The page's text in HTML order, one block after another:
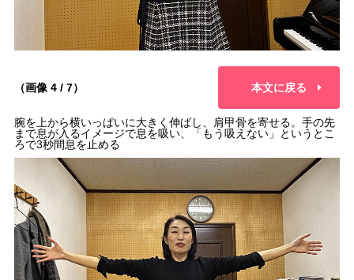
（画像 4 / 7） 本文に戻る
腕を上から横いっぱいに大きく伸ばし、肩甲骨を寄せる。手の先
まで息が入るイメージで息を吸い、「もう吸えない」というとこ
ろで3秒間息を止める